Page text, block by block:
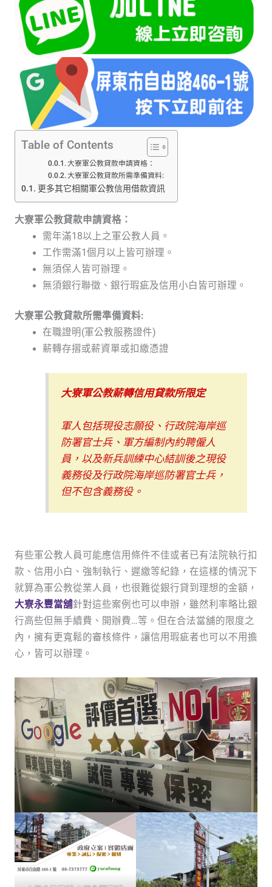
Table of Contents
大寮軍公教貸款申請資格：
大寮軍公教貸款所需準備資料:
更多其它相關軍公教信用借款資訊
大寮軍公教貸款申請資格：
需年滿18以上之軍公教人員。
工作需滿1個月以上皆可辦理。
無須保人皆可辦理。
無須銀行聯徵、銀行瑕疵及信用小白皆可辦理。
大寮軍公教貸款所需準備資料:
在職證明(軍公教服務證件)
薪轉存摺或薪資單或扣繳憑證
大寮軍公教薪轉信用貸款所限定
軍人包括現役志願役、行政院海岸巡
防署官士兵、軍方編制內約聘僱人
員，以及新兵訓練中心結訓後之現役
義務役及行政院海岸巡防署官士兵，
但不包含義務役。
有些軍公教人員可能應信用條件不佳或者已有法院執行扣
款、信用小白、強制執行、遲繳等紀錄，在這樣的情況下
就算為軍公教從業人員，也很難從銀行貸到理想的金額，
大寮永豐當舖針對這些案例也可以申辦，雖然利率略比銀
行高些但無手續費、開辦費…等。但在合法當舖的限度之
內，擁有更寬鬆的審核條件，讓信用瑕疵者也可以不用擔
心，皆可以辦理。